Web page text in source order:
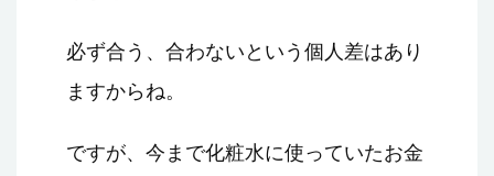
必ず合う、合わないという個人差はあり
ますからね。
ですが、今まで化粧水に使っていたお金